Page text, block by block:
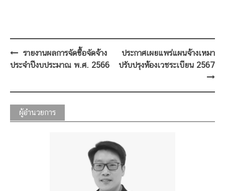
Post
navigation
รายงานผลการจัดซื้อจัดจ้าง
ประจำปีงบประมาณ พ.ศ. 2566
ประกาศเผยแพร่แผนจ้างเหมา
ปรับปรุงห้องเวชระเบียน 2567
ผู้อำนวยการ